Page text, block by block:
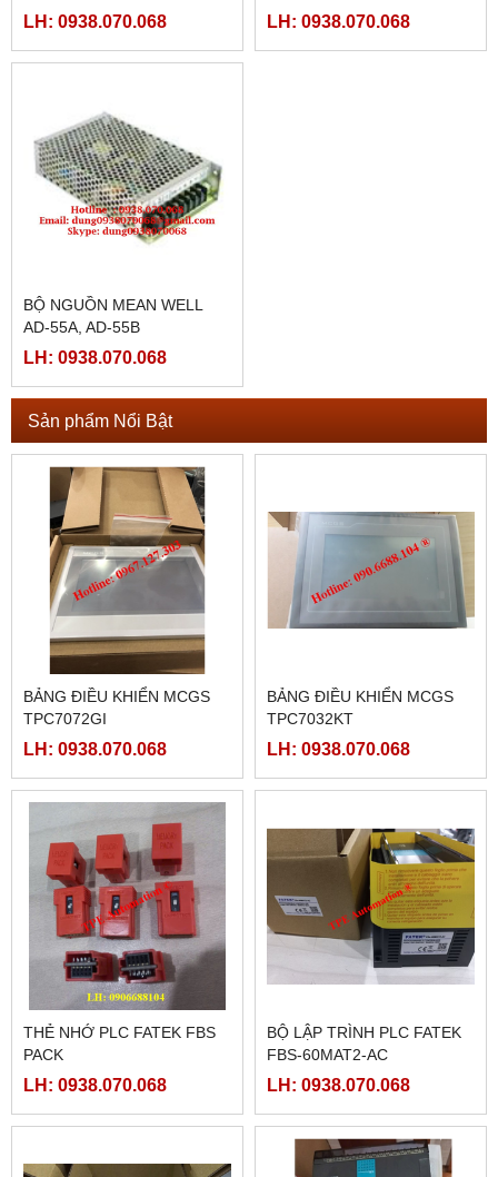
LH: 0938.070.068 LH: 0938.070.068
BỘ NGUỒN MEAN WELL
AD-55A, AD-55B
LH: 0938.070.068
Sản phẩm Nổi Bật
BẢNG ĐIỀU KHIỂN MCGS
TPC7072GI
LH: 0938.070.068
BẢNG ĐIỀU KHIỂN MCGS
TPC7032KT
LH: 0938.070.068
THẺ NHỚ PLC FATEK FBS
PACK
LH: 0938.070.068
BỘ LẬP TRÌNH PLC FATEK
FBS-60MAT2-AC
LH: 0938.070.068